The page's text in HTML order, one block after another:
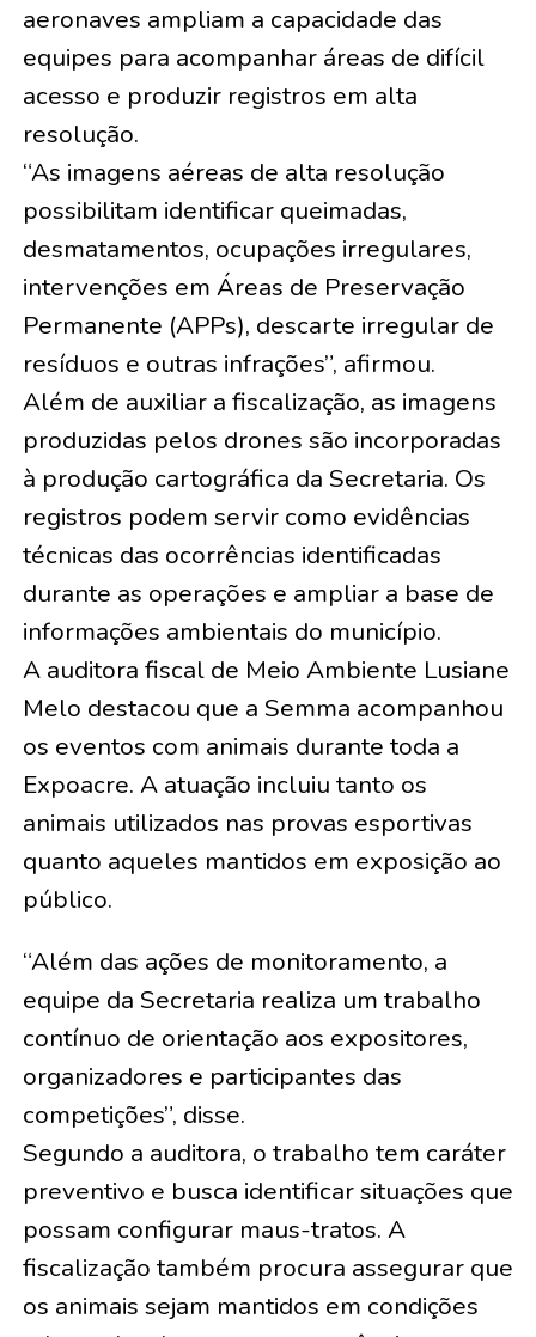
aeronaves ampliam a capacidade das
equipes para acompanhar áreas de difícil
acesso e produzir registros em alta
resolução.
“As imagens aéreas de alta resolução
possibilitam identificar queimadas,
desmatamentos, ocupações irregulares,
intervenções em Áreas de Preservação
Permanente (APPs), descarte irregular de
resíduos e outras infrações”, afirmou.
Além de auxiliar a fiscalização, as imagens
produzidas pelos drones são incorporadas
à produção cartográfica da Secretaria. Os
registros podem servir como evidências
técnicas das ocorrências identificadas
durante as operações e ampliar a base de
informações ambientais do município.
A auditora fiscal de Meio Ambiente Lusiane
Melo destacou que a Semma acompanhou
os eventos com animais durante toda a
Expoacre. A atuação incluiu tanto os
animais utilizados nas provas esportivas
quanto aqueles mantidos em exposição ao
público.
“Além das ações de monitoramento, a
equipe da Secretaria realiza um trabalho
contínuo de orientação aos expositores,
organizadores e participantes das
competições”, disse.
Segundo a auditora, o trabalho tem caráter
preventivo e busca identificar situações que
possam configurar maus-tratos. A
fiscalização também procura assegurar que
os animais sejam mantidos em condições